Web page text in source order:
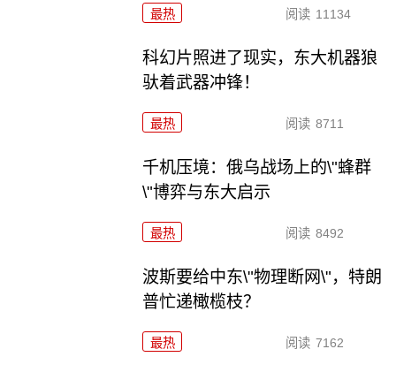
最热 阅读 11134
科幻片照进了现实，东大机器狼
驮着武器冲锋！
最热 阅读 8711
千机压境：俄乌战场上的\"蜂群
\"博弈与东大启示
最热 阅读 8492
波斯要给中东\"物理断网\"，特朗
普忙递橄榄枝？
最热 阅读 7162